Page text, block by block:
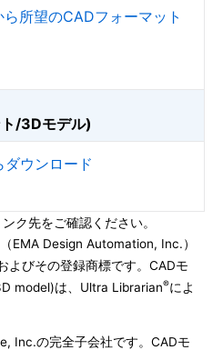
ら所望のCADフォーマット
/3Dモデル)
ウンロード
ク先をご確認ください。
EMA Design Automation, Inc.）
よびその登録商標です。CADモ
model)は、Ultra Librarian®によ
Inc.の完全子会社です。CADモ